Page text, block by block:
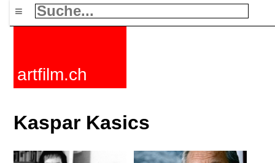
≡
artfilm.ch
Kaspar Kasics